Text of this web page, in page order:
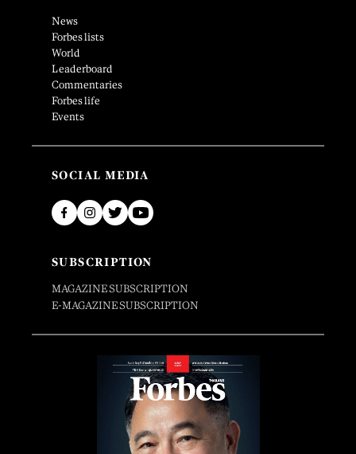
News
Forbes lists
World
Leaderboard
Commentaries
Forbes life
Events
SOCIAL MEDIA
SUBSCRIPTION
MAGAZINE SUBSCRIPTION
E-MAGAZINE SUBSCRIPTION